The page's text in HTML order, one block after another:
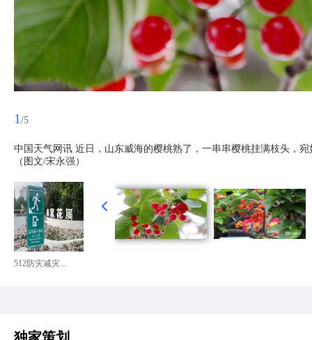
1 /5
中国天气网讯 近日，山东威海的樱桃熟了，一串串樱桃挂满枝头，
（图文/宋永强）
512防灾减灾...